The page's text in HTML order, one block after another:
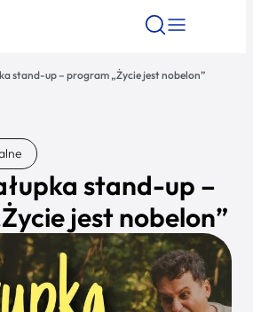
stand-up – program „Życie jest nobelon”
stand-up –
jest nobelon”